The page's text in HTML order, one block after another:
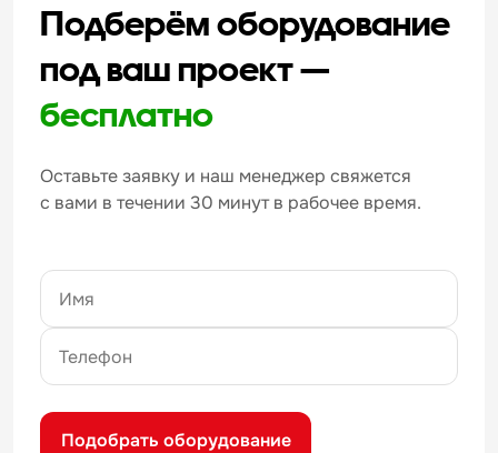
Подберём оборудование
под ваш проект —
бесплатно
Оставьте заявку и наш менеджер свяжется
с вами в течении 30 минут в рабочее время.
Подобрать оборудование